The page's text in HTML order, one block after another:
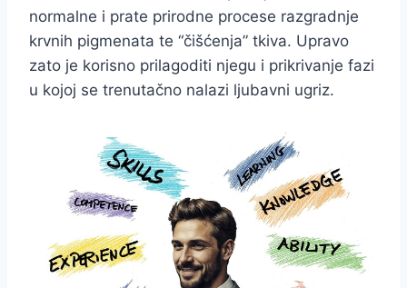
normalne i prate prirodne procese razgradnje
krvnih pigmenata te “čišćenja” tkiva. Upravo
zato je korisno prilagoditi njegu i prikrivanje fazi
u kojoj se trenutačno nalazi ljubavni ugriz.